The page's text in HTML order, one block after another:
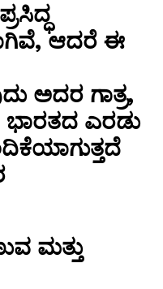
ಆದರೆ ಈ
ಅದರ ಗಾತ್ರ,
ಭಾರತದ ಎರಡು
ಮತ್ತು